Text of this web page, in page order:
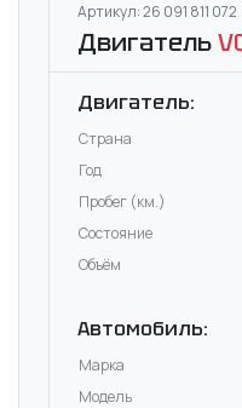
Артикул: 26 091 811 072
Двигатель
Двигатель:
Страна
Год
Пробег (км.)
Состояние
Объём
Автомобиль:
Марка
Модель